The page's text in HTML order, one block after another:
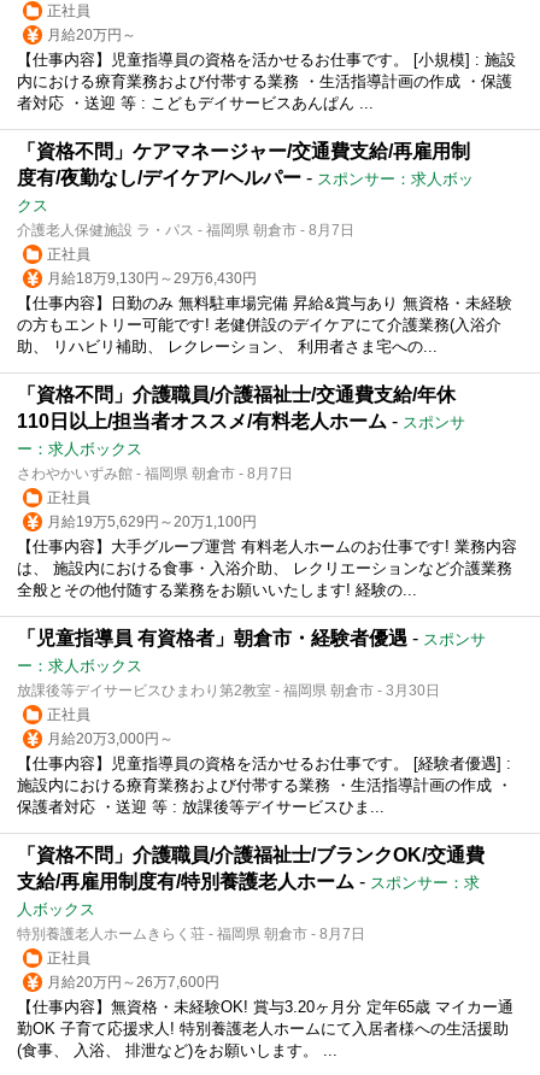
正社員
月給20万円～
【仕事内容】児童指導員の資格を活かせるお仕事です。 [小規模] : 施設
内における療育業務および付帯する業務 ・生活指導計画の作成 ・保護
者対応 ・送迎 等 : こどもデイサービスあんぱん ...
「資格不問」ケアマネージャー/交通費支給/再雇用制
度有/夜勤なし/デイケア/ヘルパー - スポンサー：求人ボッ
クス
介護老人保健施設 ラ・パス - 福岡県 朝倉市 - 8月7日
正社員
月給18万9,130円～29万6,430円
【仕事内容】日勤のみ 無料駐車場完備 昇給&賞与あり 無資格・未経験
の方もエントリー可能です! 老健併設のデイケアにて介護業務(入浴介
助、 リハビリ補助、 レクレーション、 利用者さま宅への...
「資格不問」介護職員/介護福祉士/交通費支給/年休
110日以上/担当者オススメ/有料老人ホーム - スポンサ
ー：求人ボックス
さわやかいずみ館 - 福岡県 朝倉市 - 8月7日
正社員
月給19万5,629円～20万1,100円
【仕事内容】大手グループ運営 有料老人ホームのお仕事です! 業務内容
は、 施設内における食事・入浴介助、 レクリエーションなど介護業務
全般とその他付随する業務をお願いいたします! 経験の...
「児童指導員 有資格者」朝倉市・経験者優遇 - スポンサ
ー：求人ボックス
放課後等デイサービスひまわり第2教室 - 福岡県 朝倉市 - 3月30日
正社員
月給20万3,000円～
【仕事内容】児童指導員の資格を活かせるお仕事です。 [経験者優遇] :
施設内における療育業務および付帯する業務 ・生活指導計画の作成 ・
保護者対応 ・送迎 等 : 放課後等デイサービスひま...
「資格不問」介護職員/介護福祉士/ブランクOK/交通費
支給/再雇用制度有/特別養護老人ホーム - スポンサー：求
人ボックス
特別養護老人ホームきらく荘 - 福岡県 朝倉市 - 8月7日
正社員
月給20万円～26万7,600円
【仕事内容】無資格・未経験OK! 賞与3.20ヶ月分 定年65歳 マイカー通
勤OK 子育て応援求人! 特別養護老人ホームにて入居者様への生活援助
(食事、 入浴、 排泄など)をお願いします。 ...